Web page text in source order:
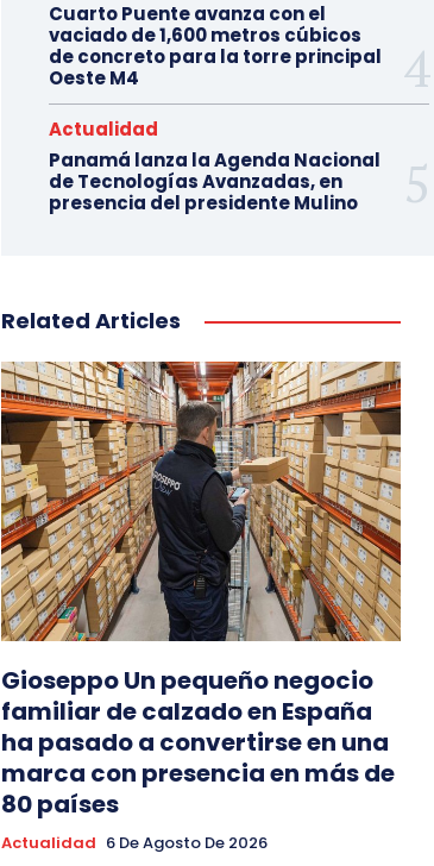
Cuarto Puente avanza con el
vaciado de 1,600 metros cúbicos
de concreto para la torre principal
Oeste M4
Actualidad
Panamá lanza la Agenda Nacional
de Tecnologías Avanzadas, en
presencia del presidente Mulino
Related Articles
Gioseppo Un pequeño negocio
familiar de calzado en España
ha pasado a convertirse en una
marca con presencia en más de
80 países
Actualidad 6 De Agosto De 2026